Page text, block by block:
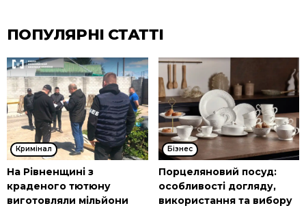
ПОПУЛЯРНІ СТАТТІ
Кримінал
На Рівненщині з
краденого тютюну
виготовляли мільйони
Бізнес
Порцеляновий посуд:
особливості догляду,
використання та вибору